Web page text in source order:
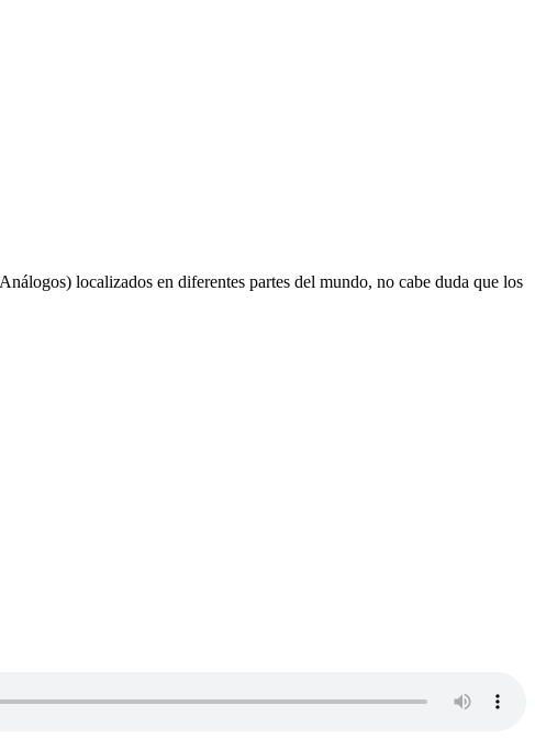
localizados en diferentes partes del mundo, no cabe duda que los